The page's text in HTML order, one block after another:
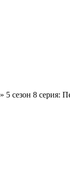
» 5 сезон 8 серия: